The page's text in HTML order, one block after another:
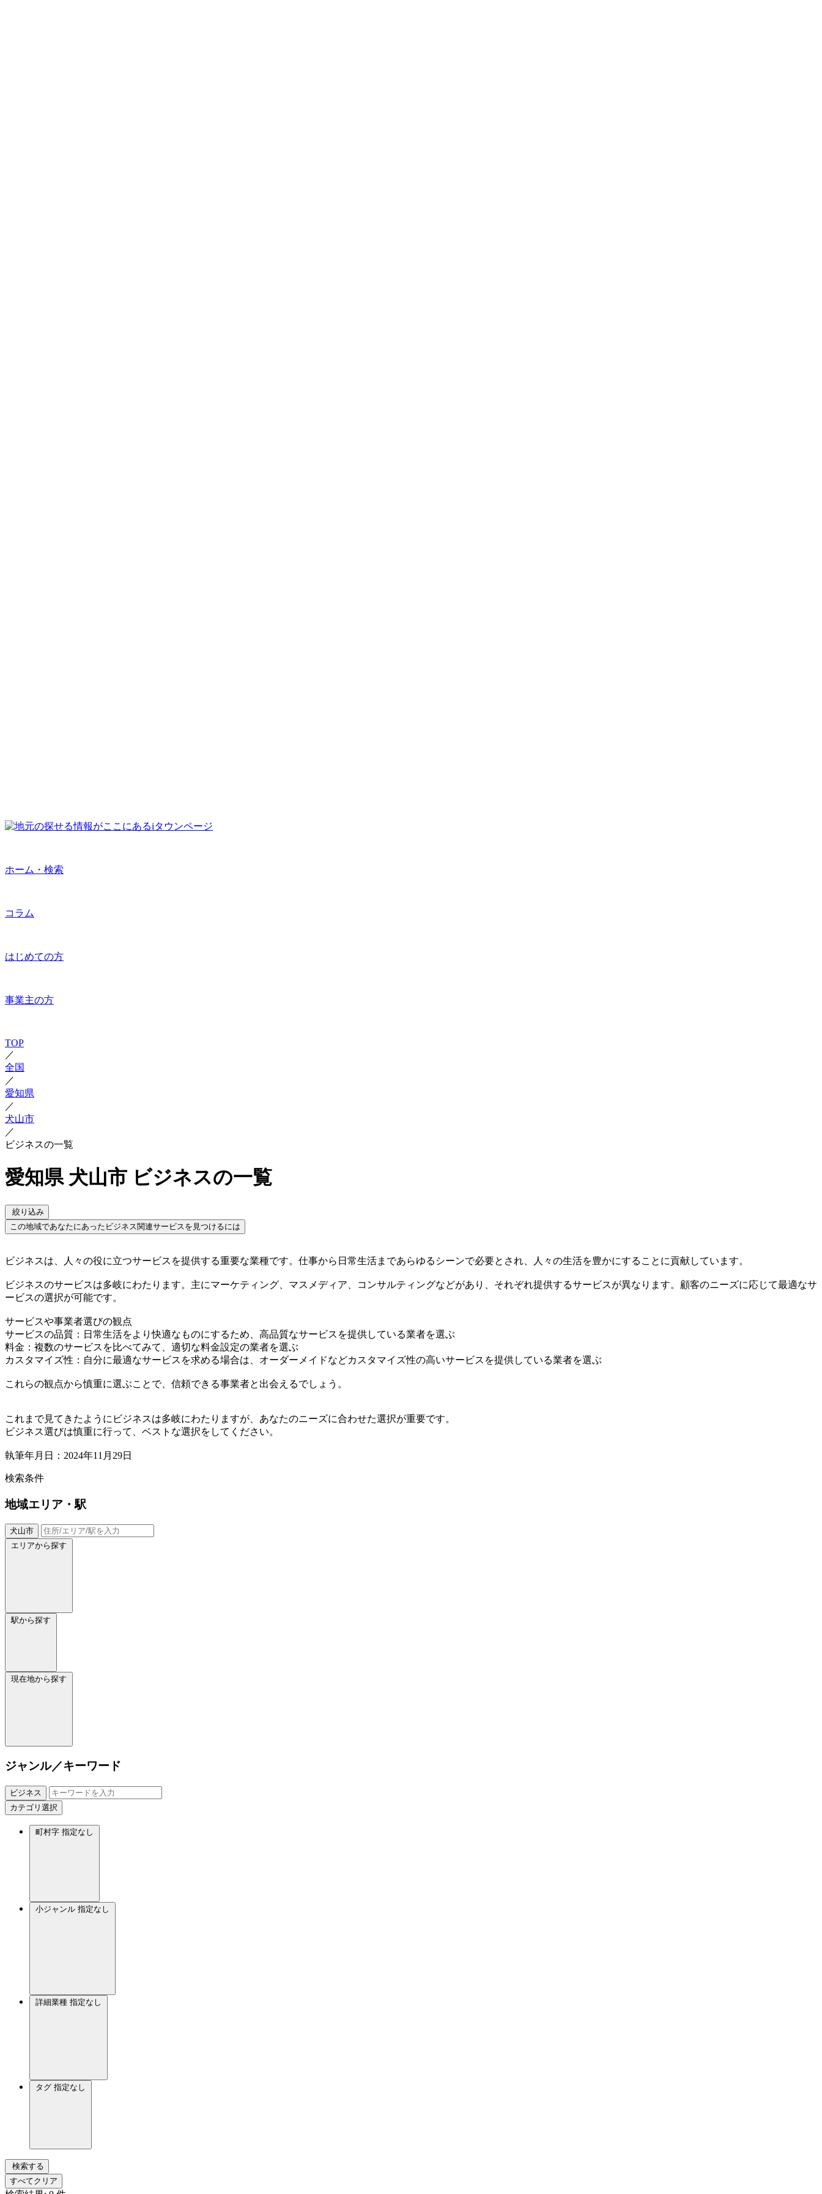
ホーム・検索
コラム
はじめての方
事業主の方
TOP
／
全国
／
愛知県
／
犬山市
／
ビジネスの一覧
愛知県 犬山市 ビジネスの一覧
絞り込み
この地域であなたにあったビジネス関連サービスを見つけるには
ビジネスは、人々の役に立つサービスを提供する重要な業種です。仕事から日常生活まであらゆるシーンで必要とされ、人々の生活を豊かにすることに貢献しています。
ビジネスのサービスは多岐にわたります。主にマーケティング、マスメディア、コンサルティングなどがあり、それぞれ提供するサービスが異なります。顧客のニーズに応じて最適なサ
ービスの選択が可能です。
サービスや事業者選びの観点
サービスの品質：日常生活をより快適なものにするため、高品質なサービスを提供している業者を選ぶ
料金：複数のサービスを比べてみて、適切な料金設定の業者を選ぶ
カスタマイズ性：自分に最適なサービスを求める場合は、オーダーメイドなどカスタマイズ性の高いサービスを提供している業者を選ぶ
これらの観点から慎重に選ぶことで、信頼できる事業者と出会えるでしょう。
これまで見てきたようにビジネスは多岐にわたりますが、あなたのニーズに合わせた選択が重要です。
ビジネス選びは慎重に行って、ベストな選択をしてください。
執筆年月日：2024年11月29日
検索条件
地域エリア・駅
犬山市
エリアから探す
駅から探す
現在地から探す
ジャンル／キーワード
ビジネス
カテゴリ選択
町村字 指定なし
小ジャンル 指定なし
詳細業種 指定なし
タグ 指定なし
検索する
すべてクリア